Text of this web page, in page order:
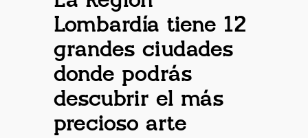
Lombardía tiene 12
grandes ciudades
donde podrás
descubrir el más
precioso arte